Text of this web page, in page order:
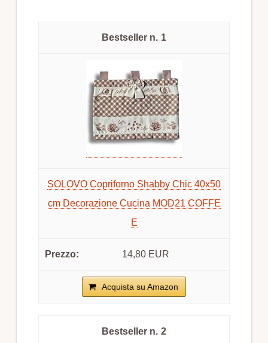
1
SOLOVO Copriforno Shabby Chic 40x50
cm Decorazione Cucina MOD21 COFFE
E
14,80 EUR
Acquista su Amazon
2